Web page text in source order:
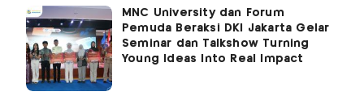
MNC University dan Forum
Pemuda Beraksi DKI Jakarta Gelar
Seminar dan Talkshow Turning
Young Ideas Into Real Impact